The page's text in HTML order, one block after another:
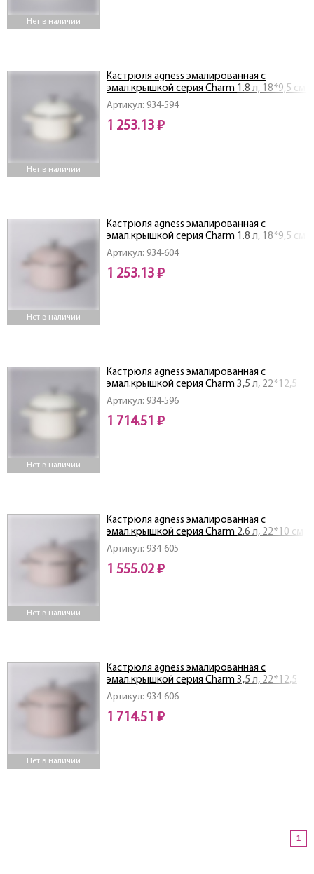
Нет в наличии
Нет в наличии
Артикул: 934-594
Кастрюля agness эмалированная с
эмал.крышкой серия Charm 1.8 л, 18*9,5 см
1 253.13 ₽
Нет в наличии
Артикул: 934-604
Кастрюля agness эмалированная с
эмал.крышкой серия Charm 1.8 л, 18*9,5 см
1 253.13 ₽
Нет в наличии
Артикул: 934-596
Кастрюля agness эмалированная с
эмал.крышкой серия Charm 3,5 л, 22*12,5
см
1 714.51 ₽
Нет в наличии
Артикул: 934-605
Кастрюля agness эмалированная с
эмал.крышкой серия Charm 2.6 л, 22*10 см
1 555.02 ₽
Нет в наличии
Артикул: 934-606
Кастрюля agness эмалированная с
эмал.крышкой серия Charm 3,5 л, 22*12,5
см
1 714.51 ₽
1